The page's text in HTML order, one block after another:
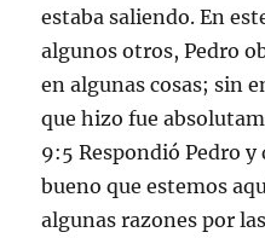
estaba saliendo. En
algunos otros, Pedro
en algunas cosas; sin
que hizo fue
9:5 Respondió Pedro y
bueno que estemos
algunas razones por